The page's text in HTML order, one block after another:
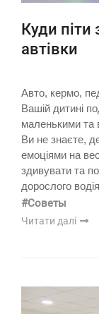
Куди
автівки
Авто, кермо,
Вашій дитині
маленькими та
Ви не знаєте,
емоціями на
здивувати та
дорослого
#Советы
Читати далі